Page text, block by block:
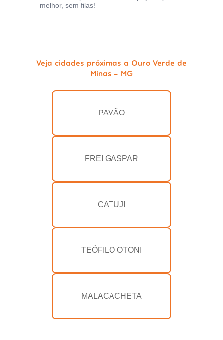
melhor, sem filas!
Veja cidades próximas a Ouro Verde de
Minas - MG
PAVÃO
FREI GASPAR
CATUJI
TEÓFILO OTONI
MALACACHETA